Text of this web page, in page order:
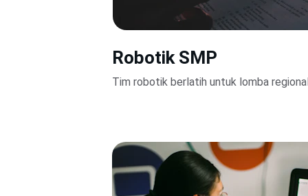
Robotik SMP
Tim robotik berlatih untuk lomba